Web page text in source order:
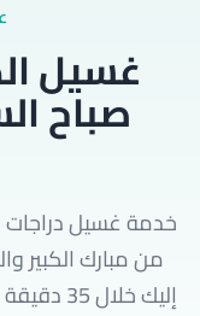
غسيل
صباح
خدمة غسيل دراجات
من مبارك الكبير
إليك خلال 35 دقيقة بأحدث المعدات والمنتجات الاحترافية.